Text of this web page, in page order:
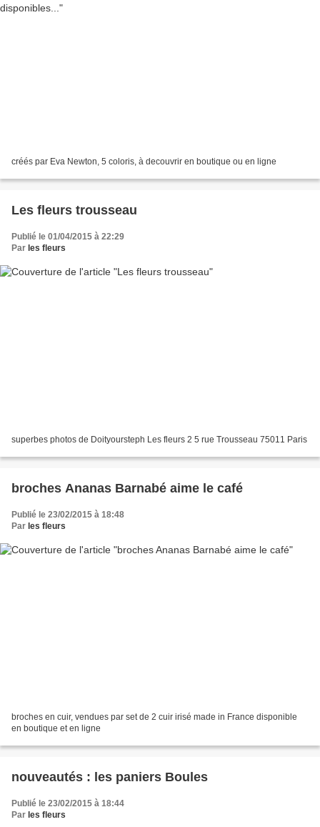
créés par Eva Newton, 5 coloris, à decouvrir en boutique ou en ligne
Les fleurs trousseau
Publié le 01/04/2015 à 22:29
Par les fleurs
superbes photos de Doityoursteph Les fleurs 2 5 rue Trousseau 75011 Paris
broches Ananas Barnabé aime le café
Publié le 23/02/2015 à 18:48
Par les fleurs
broches en cuir, vendues par set de 2 cuir irisé made in France disponible
en boutique et en ligne
nouveautés : les paniers Boules
Publié le 23/02/2015 à 18:44
Par les fleurs